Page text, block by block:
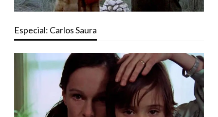
Especial: Carlos Saura